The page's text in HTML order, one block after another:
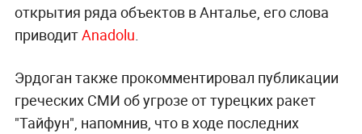
открытия ряда объектов в Анталье, его слова
приводитAnadolu
Эрдоган также прокомментировал публикации
греческих СМИ об угрозе от турецких ракет
"Тайфун", напомнив, что в ходе последних